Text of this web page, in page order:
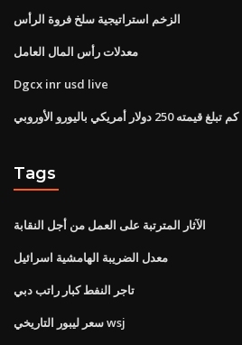
الزخم استراتيجية سلخ فروة الرأس
معدلات رأس المال العامل
Dgcx inr usd live
كم تبلغ قيمته 250 دولار أمريكي باليورو الأوروبي
Tags
الآثار المترتبة على العمل من أجل النقابة
معدل الضريبة الهامشية اسرائيل
تاجر النفط كبار راتب دبي
سعر ليبور التاريخي wsj